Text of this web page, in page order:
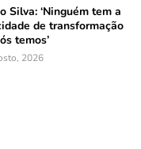
Silva: ‘Ninguém tem a
de transformação
temos’
2026